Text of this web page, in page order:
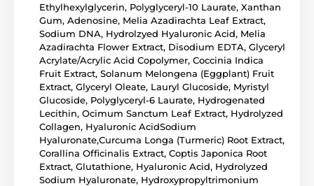
Ethylhexylglycerin, Polyglyceryl-10 Laurate, Xanthan
Gum, Adenosine, Melia Azadirachta Leaf Extract,
Sodium DNA, Hydrolzyed Hyaluronic Acid, Melia
Azadirachta Flower Extract, Disodium EDTA, Glyceryl
Acrylate/Acrylic Acid Copolymer, Coccinia Indica
Fruit Extract, Solanum Melongena (Eggplant) Fruit
Extract, Glyceryl Oleate, Lauryl Glucoside, Myristyl
Glucoside, Polyglyceryl-6 Laurate, Hydrogenated
Lecithin, Ocimum Sanctum Leaf Extract, Hydrolyzed
Collagen, Hyaluronic AcidSodium
Hyaluronate,Curcuma Longa (Turmeric) Root Extract,
Corallina Officinalis Extract, Coptis Japonica Root
Extract, Glutathione, Hyaluronic Acid, Hydrolyzed
Sodium Hyaluronate, Hydroxypropyltrimonium